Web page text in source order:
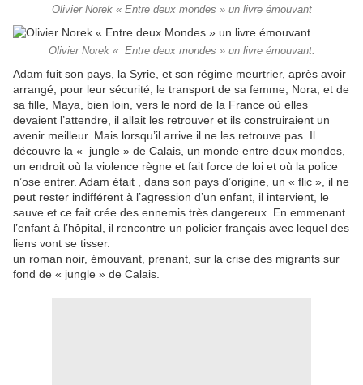
Olivier Norek « Entre deux mondes » un livre émouvant
Olivier Norek « Entre deux mondes » un livre émouvant.
Adam fuit son pays, la Syrie, et son régime meurtrier, après avoir
arrangé, pour leur sécurité, le transport de sa femme, Nora, et de
sa fille, Maya, bien loin, vers le nord de la France où elles
devaient l’attendre, il allait les retrouver et ils construiraient un
avenir meilleur. Mais lorsqu’il arrive il ne les retrouve pas. Il
découvre la « jungle » de Calais, un monde entre deux mondes,
un endroit où la violence règne et fait force de loi et où la police
n’ose entrer. Adam était , dans son pays d’origine, un « flic », il ne
peut rester indifférent à l’agression d’un enfant, il intervient, le
sauve et ce fait crée des ennemis très dangereux. En emmenant
l’enfant à l’hôpital, il rencontre un policier français avec lequel des
liens vont se tisser.
un roman noir, émouvant, prenant, sur la crise des migrants sur
fond de « jungle » de Calais.